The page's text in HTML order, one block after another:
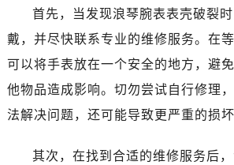
首先，当发现浪琴腕表表壳破裂
戴，并尽快联系专业的维修服务。在
可以将手表放在一个安全的地方，避
他物品造成影响。切勿尝试自行修理
法解决问题，还可能导致更严重的损坏
其次，在找到合适的维修服务后